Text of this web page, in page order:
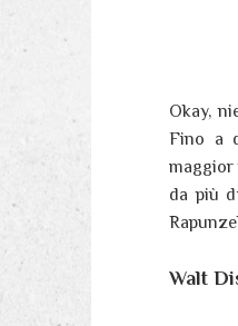
Okay,
Fino a
maggior
da più
Walt